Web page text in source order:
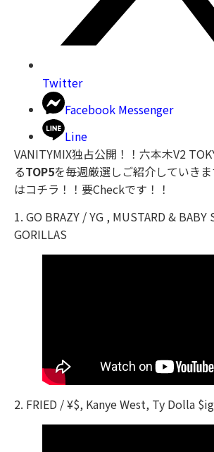
Twitter
Facebook Messenger
Line
VANITYMIX独占公開！！六本木V2
るTOP5を毎週厳選しご紹介していき
はコチラ！！要Checkです！！
1. GO BRAZY / YG , MUSTARD & BABY
GORILLAS
2. FRIED / ¥$, Kanye West, Ty Dolla